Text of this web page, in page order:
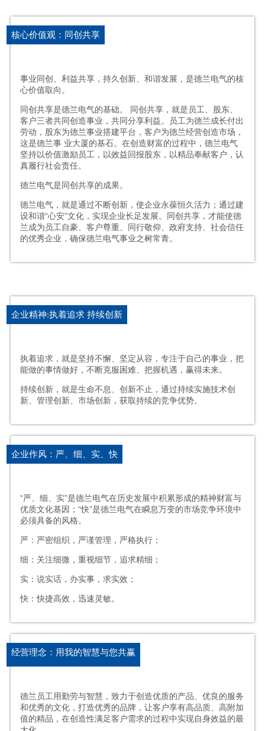
核心价值观：同创共享
事业同创、利益共享，持久创新、和谐发展，是德兰电气的核
心价值取向。
同创共享是德兰电气的基础。 同创共享，就是员工、股东、
客户三者共同创造事业，共同分享利益。员工为德兰成长付出
劳动，股东为德兰事业搭建平台，客户为德兰经营创造市场，
这是德兰事 业大厦的基石。在创造财富的过程中，德兰电气
坚持以价值激励员工，以效益回报股东，以精品奉献客户，认
真履行社会责任。
德兰电气是同创共享的成果。
德兰电气，就是通过不断创新，使企业永葆恒久活力；通过建
设和谐“心安”文化，实现企业长足发展。同创共享，才能使德
兰成为员工自豪、客户尊重、同行敬仰、政府支持、社会信任
的优秀企业，确保德兰电气事业之树常青。
企业精神:执着追求 持续创新
执着追求，就是坚持不懈、坚定从容，专注于自己的事业，把
能做的事情做好，不断克服困难、把握机遇，赢得未来。
持续创新，就是生命不息、创新不止，通过持续实施技术创
新、管理创新、市场创新，获取持续的竞争优势。
企业作风：严、细、实、快
“严、细、实”是德兰电气在历史发展中积累形成的精神财富与
优质文化基因；“快”是德兰电气在瞬息万变的市场竞争环境中
必须具备的风格。
严：严密组织，严谨管理，严格执行；
细：关注细微，重视细节，追求精细；
实：说实话，办实事，求实效；
快：快捷高效，迅速灵敏。
经营理念：用我的智慧与您共赢
德兰员工用勤劳与智慧，致力于创造优质的产品、优良的服务
和优秀的文化，打造优秀的品牌，让客户享有高品质、高附加
值的精品，在创造性满足客户需求的过程中实现自身效益的最